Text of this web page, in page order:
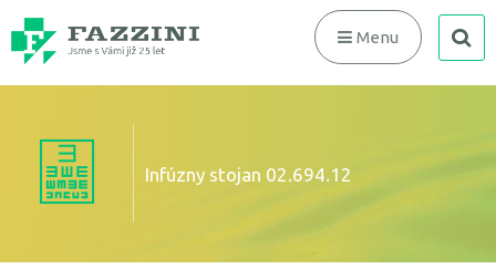
Menu
Infúzny stojan 02.694.12